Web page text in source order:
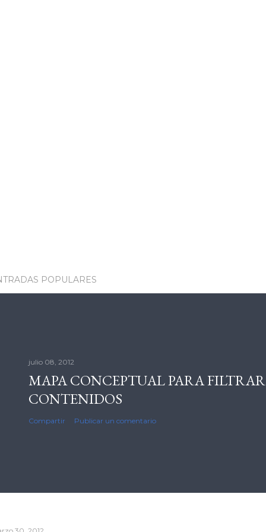
POPULARES
julio 08, 2012
MAPA CONCEPTUAL PARA FILTRAR
CONTENIDOS
Compartir Publicar un comentario